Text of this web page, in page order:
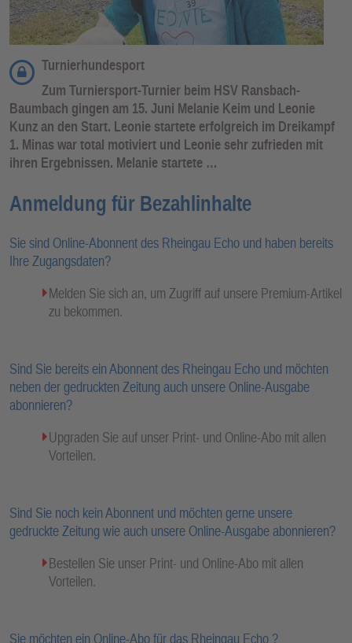
Turnierhundesport
Zum Turniersport-Turnier beim HSV Ransbach-
Baumbach gingen am 15. Juni Melanie Keim und Leonie
Kunz an den Start. Leonie startete erfolgreich im Dreikampf
1. Minas war total motiviert und Leonie sehr zufrieden mit
ihren Ergebnissen. Melanie startete …
Anmeldung für Bezahlinhalte
Sie sind Online-Abonnent des Rheingau Echo und haben bereits
Ihre Zugangsdaten?
Melden Sie sich an, um Zugriff auf unsere Premium-Artikel
zu bekommen.
Sind Sie bereits ein Abonnent des Rheingau Echo und möchten
neben der gedruckten Zeitung auch unsere Online-Ausgabe
abonnieren?
Upgraden Sie auf unser Print- und Online-Abo mit allen
Vorteilen.
Sind Sie noch kein Abonnent und möchten gerne unsere
gedruckte Zeitung wie auch unsere Online-Ausgabe abonnieren?
Bestellen Sie unser Print- und Online-Abo mit allen
Vorteilen.
Sie möchten ein Online-Abo für das Rheingau Echo ?